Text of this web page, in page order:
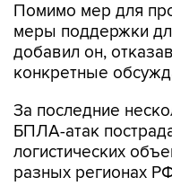
Помимо мер для
меры поддержки
добавил он,
конкретные
За последние
БПЛА-атак
логистических
разных регионах